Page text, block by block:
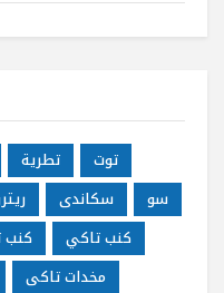
تطرية
توت
سكاندى
سو
كنب
كنب تاكي
مخدات تاكى